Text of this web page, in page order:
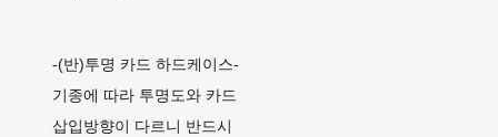
-(반)투명 카드 하드케이스-
기종에 따라 투명도와 카드
삽입방향이 다르니 반드시